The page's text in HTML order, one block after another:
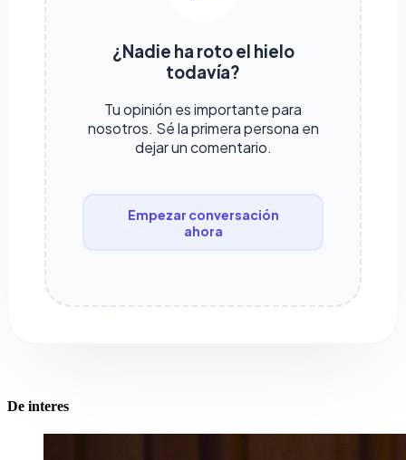
¿Nadie ha roto el hielo
todavía?
Tu opinión es importante para
nosotros. Sé la primera persona en
dejar un comentario.
Empezar conversación
ahora
De interes